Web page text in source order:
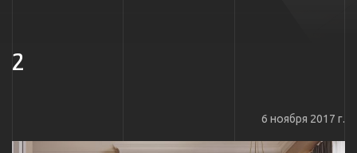
2
6 ноября 2017 г.